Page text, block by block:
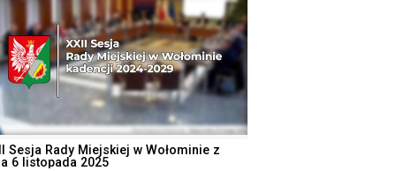
Sesja Rady Miejskiej w Wołominie z
6 listopada 2025